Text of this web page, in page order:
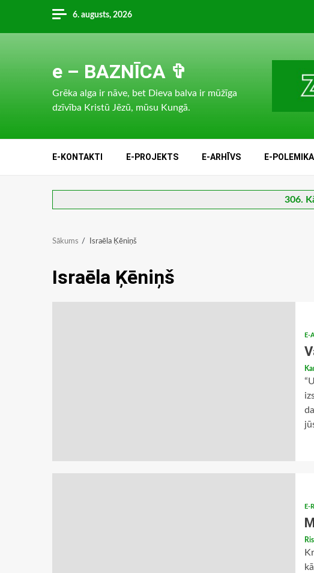
content
6. augusts, 2026
e – BAZNĪCA ✞
Grēka alga ir nāve, bet Dieva balva ir mūžīga
dzīvība Kristū Jēzū, mūsu Kungā.
E-KONTAKTI E-PROJEKTS E-ARHĪVS E-POLEMIKA
306.
Sākums Israēla Ķēniņš
Israēla Ķēniņš
E-
E-